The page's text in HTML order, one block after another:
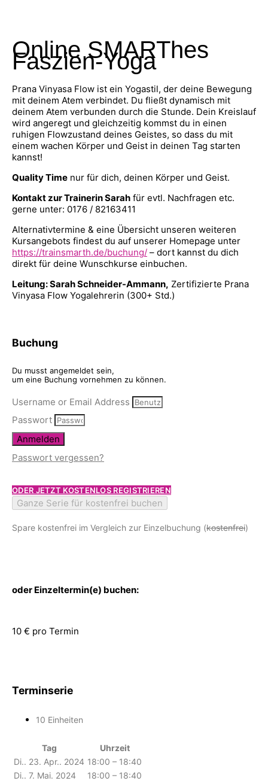
Online SMARThes
Faszien-Yoga
Prana Vinyasa Flow ist ein Yogastil, der deine Bewegung
mit deinem Atem verbindet. Du fließt dynamisch mit
deinem Atem verbunden durch die Stunde. Dein Kreislauf
wird angeregt und gleichzeitig kommst du in einen
ruhigen Flowzustand deines Geistes, so dass du mit
einem wachen Körper und Geist in deinen Tag starten
kannst!
Quality Time nur für dich, deinen Körper und Geist.
Kontakt zur Trainerin Sarah für evtl. Nachfragen etc.
gerne unter: 0176 / 82163411
Alternativtermine & eine Übersicht unseren weiteren
Kursangebots findest du auf unserer Homepage unter
https://trainsmarth.de/buchung/ – dort kannst du dich
direkt für deine Wunschkurse einbuchen.
Leitung: Sarah Schneider-Ammann, Zertifizierte Prana
Vinyasa Flow Yogalehrerin (300+ Std.)
Buchung
Du musst angemeldet sein,
um eine Buchung vornehmen zu können.
Username or Email Address
Passwort
Anmelden
Passwort vergessen?
ODER JETZT KOSTENLOS REGISTRIEREN
Ganze Serie für kostenfrei buchen
Spare kostenfrei im Vergleich zur Einzelbuchung (kostenfrei)
oder Einzeltermin(e) buchen:
10 € pro Termin
Terminserie
10 Einheiten
Tag
Uhrzeit
Di.. 23. Apr.. 2024 18:00 – 18:40
Di.. 7. Mai. 2024
18:00 – 18:40